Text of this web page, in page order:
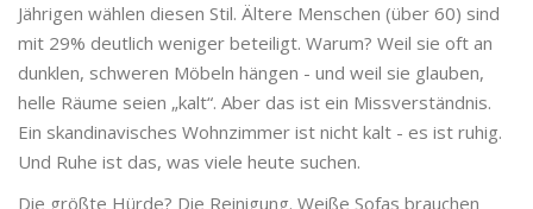
Jährigen wählen diesen Stil. Ältere Menschen (über 60) sind
mit 29% deutlich weniger beteiligt. Warum? Weil sie oft an
dunklen, schweren Möbeln hängen - und weil sie glauben,
helle Räume seien „kalt“. Aber das ist ein Missverständnis.
Ein skandinavisches Wohnzimmer ist nicht kalt - es ist ruhig.
Und Ruhe ist das, was viele heute suchen.
Die größte Hürde? Die Reinigung. Weiße Sofas brauchen